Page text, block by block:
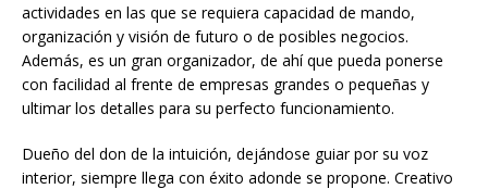
actividades en las que se requiera capacidad de mando,
organización y visión de futuro o de posibles negocios.
Además, es un gran organizador, de ahí que pueda ponerse
con facilidad al frente de empresas grandes o pequeñas y
ultimar los detalles para su perfecto funcionamiento.
Dueño del don de la intuición, dejándose guiar por su voz
interior, siempre llega con éxito adonde se propone. Creativo